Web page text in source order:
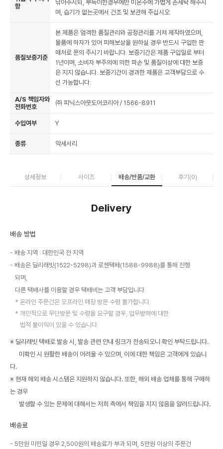
항
닦아주시되, 부득이한경우에만 미온수에 가볍게 손세탁 해주시
며, 습기가 없는곳에서 건조 및 보관해 주십시오
품질보증기준
본 제품은 엄격한 품질관리와 공정관리를 거쳐 제작하였으며,
물품에 하자가 있어 피해보상을 원하실 경우 반드시 구입한 판
매처로 문의 주시기 바랍니다. 보증기간은 제품 구입일로 부터
1년이며, 소비자 부주의에 의한 파손 및 품질이상에 대한 보증
은 지지 않습니다. 보증기간이 경과한 제품은 고객부담으로 수
선 가능합니다.
A/S 책임자와
전화번호
㈜ 피닉스아웃도어코리아 / 1566-8911
수입여부 Y
종류 악세서리
상세정보 사이즈 배송/반품/교환 후기(0)
Delivery
배송 방법
배송 지역 : 대한민국 전 지역
배송은 딜리래빗(1522-5298)과 로젠택배(1588-9988)를 통해 진행
되며,
다른 택배사를 이용할 경우 택배비는 고객 부담입니다.
온라인 주문건은 오프라인 매장 방문 수령 불가합니다.
개인적으로 무단방문 및 수령을 요구할 경우, 업무방해에 대한
법적 불이익이 있을 수 있습니다.
※ 딜리래빗 택배로 발송 시, 발송 관련 안내 링크가 전송되오니 확인 부탁드립니다.
미확인 시 원활한 배송이 어려울 수 있으며, 이에 대한 책임은 고객에게 있습니
다.
※ 현재 해외 배송 시스템은 지원하지 않습니다. 또한, 해외 배송 업체를 통해 구매하
는 경우
발생할 수 있는 문제에 대해서는 저희 측에서 책임을 지지 않음을 알려드립니다.
배송료
5만원 미만일 경우 2,500원의 배송료가 부과 되며, 5만원 이상의 주문건